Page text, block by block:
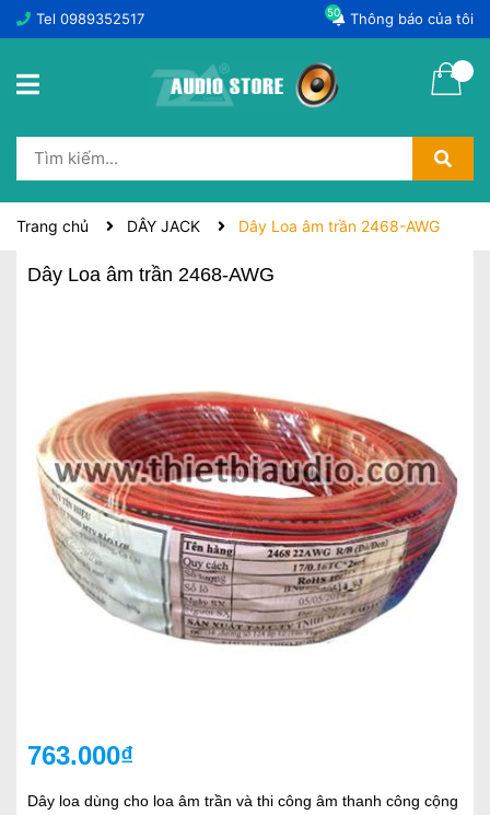
Tel 0989352517 Thông báo của tôi
50
Trang chủ DÂY JACK Dây Loa âm trần 2468-AWG
Dây Loa âm trần 2468-AWG
763.000₫
Dây loa dùng cho loa âm trần và thi công âm thanh công cộng